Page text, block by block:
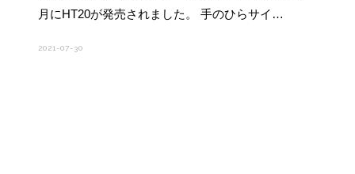
月にHT20が発売されました。 手のひらサイ…
2021-07-30